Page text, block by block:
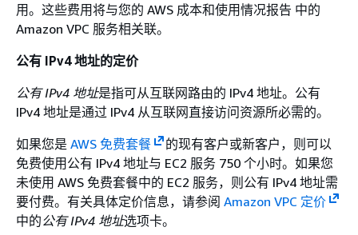
用。这些费用将与您的 AWS 成本和使用情况报告 中的
Amazon VPC 服务相关联。
公有 IPv4 地址的定价
公有 IPv4 地址是指可从互联网路由的 IPv4 地址。公有
IPv4 地址是通过 IPv4 从互联网直接访问资源所必需的。
如果您是 AWS 免费套餐
的现有客户或新客户，则可以
免费使用公有 IPv4 地址与 EC2 服务 750 个小时。如果您
未使用 AWS 免费套餐中的 EC2 服务，则公有 IPv4 地址需
要付费。有关具体定价信息，请参阅 Amazon VPC 定价
中的公有 IPv4 地址选项卡。